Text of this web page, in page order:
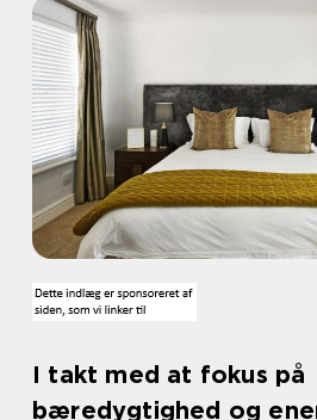
I takt med at fokus på
bæredygtighed og